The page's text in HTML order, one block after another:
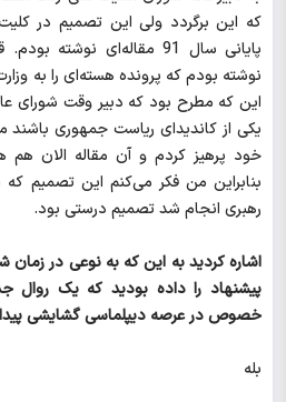
که این برگردد ولی این تصمیم در
پایانی سال 91 مقاله‌ای
نوشته بودم که پرونده هسته‌ای را به
این که مطرح بود که دبیر وقت شورای
یکی از کاندیدای ریاست جمهوری
خود پرهیز کردم و آن مقاله الان هم
بنابراین من فکر می‌کنم این تصمیم که
رهبری انجام شد تصمیم درستی بود.
پیشنهاد را داده بودید که یک روال
خصوص در عرصه دیپلماسی گشایشی
بله